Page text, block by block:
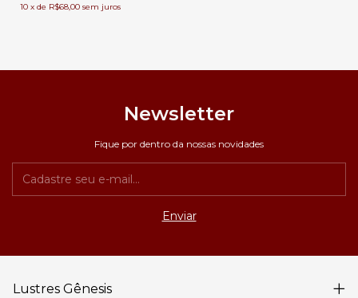
10 x de R$68,00 sem juros
Newsletter
Fique por dentro da nossas novidades
Lustres Gênesis